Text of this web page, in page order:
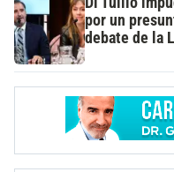
por un
debate de la